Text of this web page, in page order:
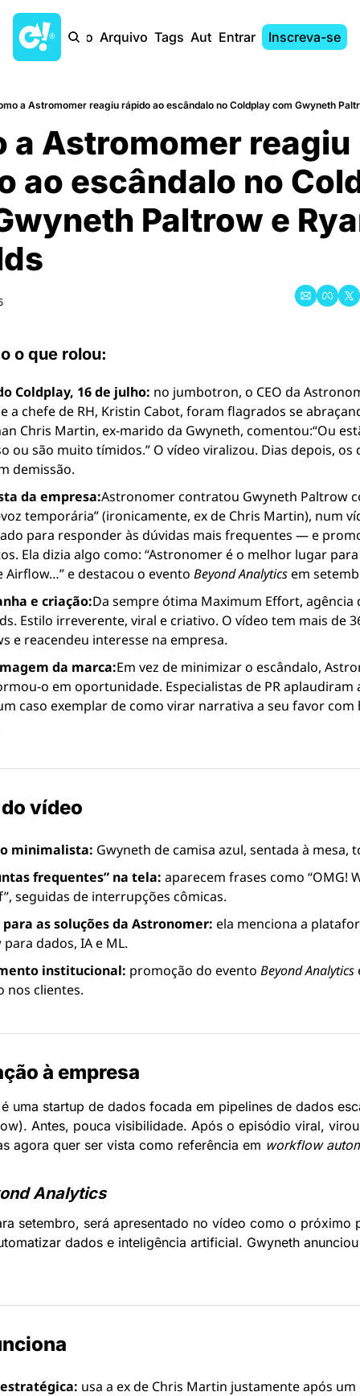
Início Arquivo Tags AutoresEntrar Inscreva-se
a Astromomer reagiu rápido ao escândalo no Coldplay com Gwyneth
a Astromomer reagiu
ao escândalo no
Paltrow e
o que rolou:
Coldplay, 16 de julho: no jumbotron, o CEO da
a chefe de RH, Kristin Cabot, foram flagrados se
Chris Martin, ex-marido da Gwyneth, comentou:“Ou
ou são muito tímidos.” O vídeo viralizou. Dias depois, os
demissão.
da empresa:Astronomer contratou Gwyneth Paltrow
temporária” (ironicamente, ex de Chris Martin), num
para responder às dúvidas mais frequentes — e
Ela dizia algo como: “Astronomer é o melhor lugar
Airflow…” e destacou o evento Beyond Analytics em
e criação:Da sempre ótima Maximum Effort, agência
Estilo irreverente, viral e criativo. O vídeo tem mais de
e reacendeu interesse na empresa.
da marca:Em vez de minimizar o escândalo,
o em oportunidade. Especialistas de PR aplaudiram
caso exemplar de como virar narrativa a seu favor com
vídeo
minimalista: Gwyneth de camisa azul, sentada à mesa,
frequentes” na tela: aparecem frases como “OMG!
seguidas de interrupções cômicas.
as soluções da Astronomer: ela menciona a
dados, IA e ML.
institucional: promoção do evento Beyond Analytics
nos clientes.
à empresa
uma startup de dados focada em pipelines de dados
Antes, pouca visibilidade. Após o episódio viral,
agora quer ser vista como referência em workflow
Analytics
setembro, será apresentado no vídeo como o próximo
dados e inteligência artificial. Gwyneth
usa a ex de Chris Martin justamente após um